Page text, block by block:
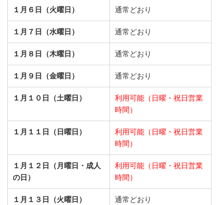
１月６日（火曜日） 通常どおり
１月７日（水曜日） 通常どおり
１月８日（木曜日） 通常どおり
１月９日（金曜日） 通常どおり
１月１０日（土曜日）
利用可能（日曜・祝日営業
時間）
１月１１日（日曜日）
利用可能（日曜・祝日営業
時間）
１月１２日（月曜日・成人
の日）
利用可能（日曜・祝日営業
時間）
１月１３日（火曜日） 通常どおり